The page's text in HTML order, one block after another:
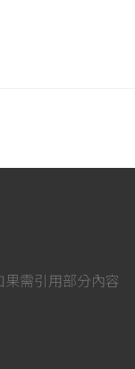
需引用部分內容